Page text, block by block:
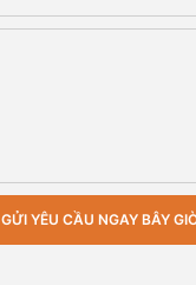
GỬI YÊU CẦU NGAY BÂY